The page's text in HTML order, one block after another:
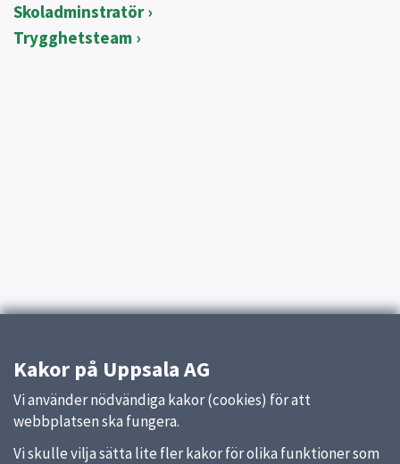
Skoladminstratör
Trygghetsteam
Kakor på Uppsala AG
Vi använder nödvändiga kakor (cookies) för att
webbplatsen ska fungera.
Vi skulle vilja sätta lite fler kakor för olika funktioner som